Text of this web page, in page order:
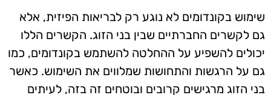
שימוש בקונדומים לא נוגע רק לבריאות הפיזית, אלא
גם לקשרים החברתיים שבין בני הזוג. הקשרים הללו
יכולים להשפיע על ההחלטה להשתמש בקונדומים, כמו
גם על הרגשות והתחושות שמלווים את השימוש. כאשר
בני הזוג מרגישים קרובים ובוטחים זה בזה, לעיתים